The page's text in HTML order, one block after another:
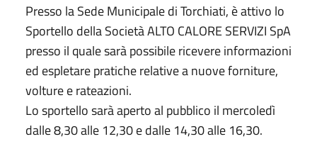
Presso la Sede Municipale di Torchiati, è attivo lo
Sportello della Società ALTO CALORE SERVIZI SpA
presso il quale sarà possibile ricevere informazioni
ed espletare pratiche relative a nuove forniture,
volture e rateazioni.
Lo sportello sarà aperto al pubblico il mercoledì
dalle 8,30 alle 12,30 e dalle 14,30 alle 16,30.